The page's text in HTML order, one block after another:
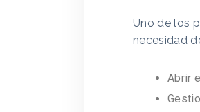
Uno de los
necesidad
Abrir